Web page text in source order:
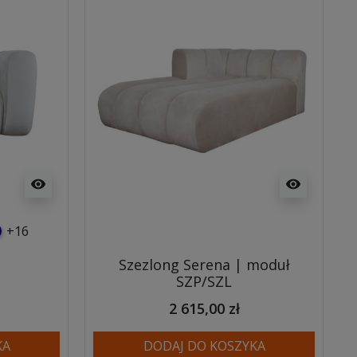
visibility
+16
visibility
Szezlong Serena | moduł
SZP/SZL
2 615,00 zł
DODAJ DO KOSZYKA